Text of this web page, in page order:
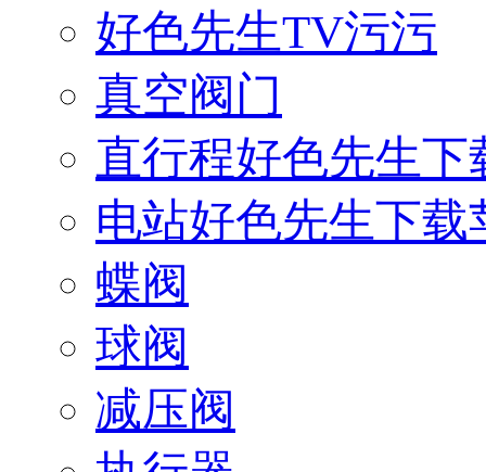
好色先生TV污污
真空阀门
直行程好色先生
电站好色先生下
蝶阀
球阀
减压阀